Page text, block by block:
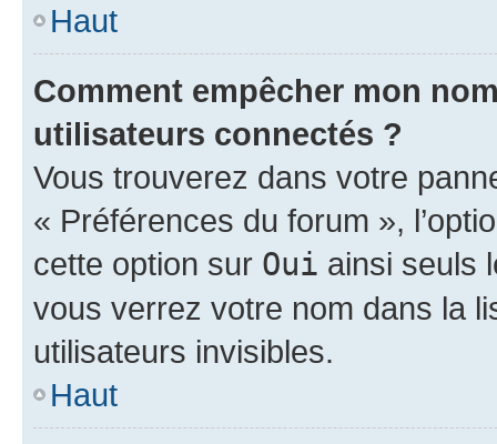
Haut
Comment empêcher mon
utilisateurs connectés ?
Vous trouverez dans votre
« Préférences du forum »,
cette option sur Oui ainsi seuls
vous verrez votre nom dans la
utilisateurs invisibles.
Haut